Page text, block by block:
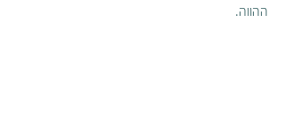
ההווה.